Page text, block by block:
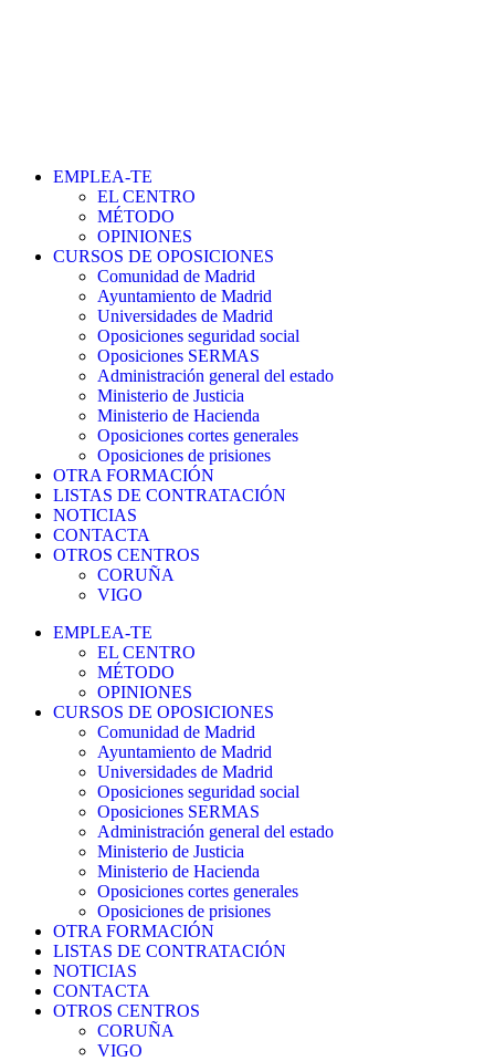
EMPLEA-TE
EL CENTRO
MÉTODO
OPINIONES
CURSOS DE OPOSICIONES
Comunidad de Madrid
Ayuntamiento de Madrid
Universidades de Madrid
Oposiciones seguridad social
Oposiciones SERMAS
Administración general del estado
Ministerio de Justicia
Ministerio de Hacienda
Oposiciones cortes generales
Oposiciones de prisiones
OTRA FORMACIÓN
LISTAS DE CONTRATACIÓN
NOTICIAS
CONTACTA
OTROS CENTROS
CORUÑA
VIGO
EMPLEA-TE
EL CENTRO
MÉTODO
OPINIONES
CURSOS DE OPOSICIONES
Comunidad de Madrid
Ayuntamiento de Madrid
Universidades de Madrid
Oposiciones seguridad social
Oposiciones SERMAS
Administración general del estado
Ministerio de Justicia
Ministerio de Hacienda
Oposiciones cortes generales
Oposiciones de prisiones
OTRA FORMACIÓN
LISTAS DE CONTRATACIÓN
NOTICIAS
CONTACTA
OTROS CENTROS
CORUÑA
VIGO